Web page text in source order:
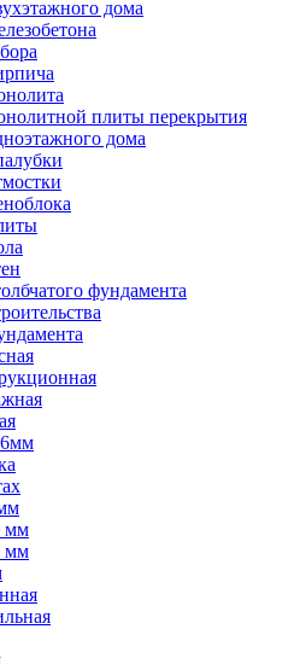
дома
плиты перекрытия
дома
фундамента
мм
мм